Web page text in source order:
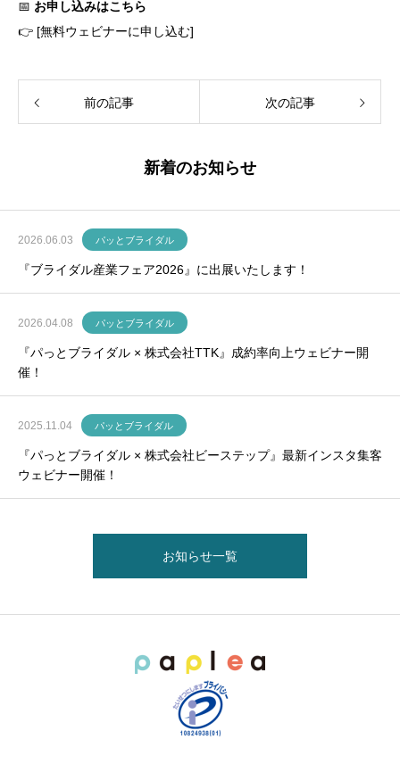
📅 お申し込みはこちら
👉 [無料ウェビナーに申し込む]
前の記事 次の記事
新着のお知らせ
2026.06.03 パッとブライダル
『ブライダル産業フェア2026』に出展いたします！
2026.04.08 パッとブライダル
『パっとブライダル × 株式会社TTK』成約率向上ウェビナー開
催！
2025.11.04 パッとブライダル
『パっとブライダル × 株式会社ビーステップ』最新インスタ集客
ウェビナー開催！
お知らせ一覧